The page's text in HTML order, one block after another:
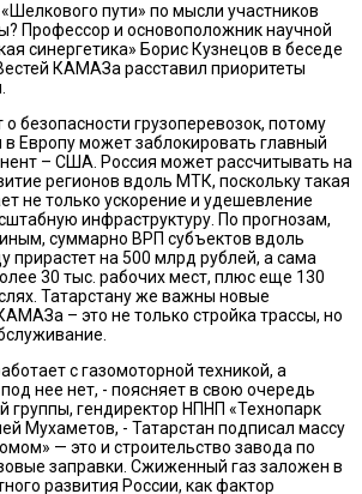
пути» по мысли участников
Профессор и основоположник научной
синергетика» Борис Кузнецов в беседе
КАМАЗа расставил приоритеты
безопасности грузоперевозок, потому
в Европу может заблокировать главный
– США. Россия может рассчитывать на
регионов вдоль МТК, поскольку такая
не только ускорение и удешевление
инфраструктуру. По прогнозам,
суммарно ВРП субъектов вдоль
прирастет на 500 млрд рублей, а сама
30 тыс. рабочих мест, плюс еще 130
Татарстану же важны новые
– это не только стройка трассы, но
с газомоторной техникой, а
нее нет, - поясняет в свою очередь
группы, гендиректор НПНП «Технопарк
Мухаметов, - Татарстан подписал массу
— это и строительство завода по
заправки. Сжиженный газ заложен в
развития России, как фактор